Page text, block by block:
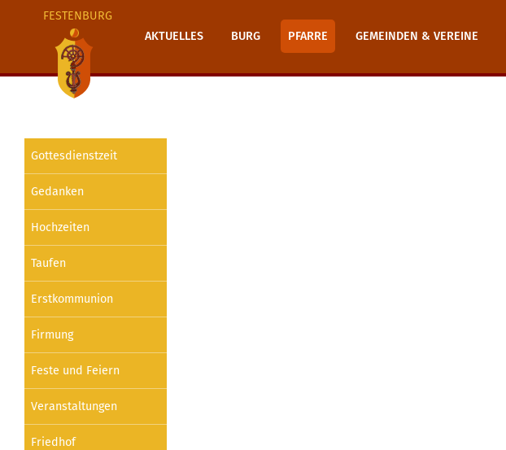
FESTENBURG
AKTUELLES
BURG PFARRE GEMEINDEN & VEREINE
Gottesdienstzeit
Gedanken
Hochzeiten
Taufen
Erstkommunion
Firmung
Feste und Feiern
Veranstaltungen
Friedhof